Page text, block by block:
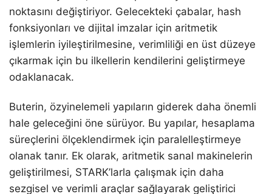
noktasını değiştiriyor. Gelecekteki çabalar, hash
fonksiyonları ve dijital imzalar için aritmetik
işlemlerin iyileştirilmesine, verimliliği en üst düzeye
çıkarmak için bu ilkellerin kendilerini geliştirmeye
odaklanacak.
Buterin, özyinelemeli yapıların giderek daha önemli
hale geleceğini öne sürüyor. Bu yapılar, hesaplama
süreçlerini ölçeklendirmek için paralelleştirmeye
olanak tanır. Ek olarak, aritmetik sanal makinelerin
geliştirilmesi, STARK’larla çalışmak için daha
sezgisel ve verimli araçlar sağlayarak geliştirici